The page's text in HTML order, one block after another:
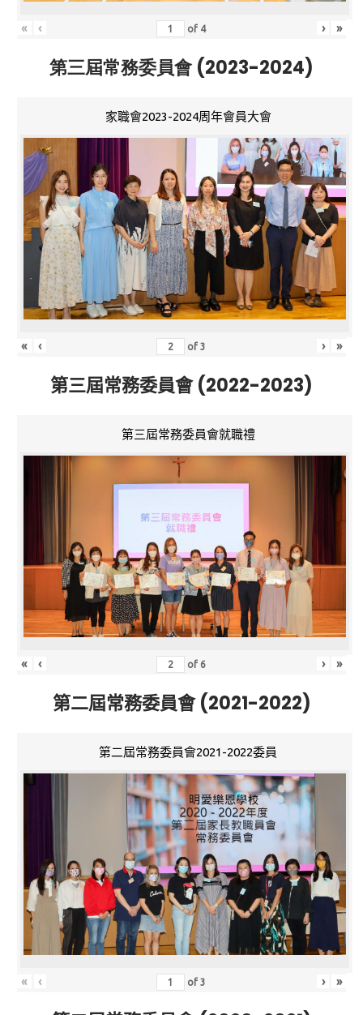
« ‹ of 4 › »
第三屆常務委員會 (2023-2024)
家職會2023-2024周年會員大會
« ‹ of3 › »
第三屆常務委員會 (2022-2023)
第三屆常務委員會就職禮
« ‹ of 6 › »
第二屆常務委員會 (2021-2022)
第二屆常務委員會2021-2022委員
« ‹ of3 › »